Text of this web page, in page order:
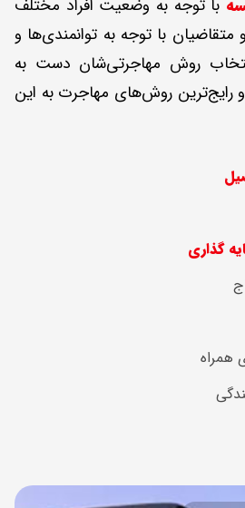
با توجه به وضعیت افراد مختلف
با توجه به توانمندی‌ها و
روش مهاجرتی‌شان دست به
و رایج‌ترین روش‌های مهاجرت به این
گذاری
همراه